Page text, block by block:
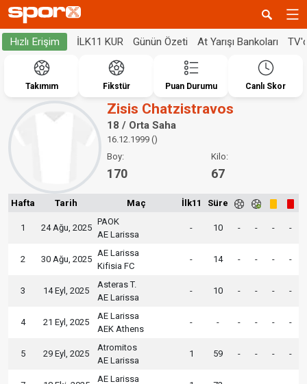
Hızlı Erişim İLK11 KUR Günün Özeti At Yarışı Bankoları
Takımım Fikstür Puan Durumu Canlı Skor
Zisis Chatzistravos
18 / Orta Saha
16.12.1999 ()
Boy:
170
Kilo:
67
Hafta Tarih Maç İlk11 Süre
1 24 Ağu, 2025
PAOK
AE Larissa
- 10 - - - -
2 30 Ağu, 2025
AE Larissa
Kifisia FC
- 14 - - - -
3 14 Eyl, 2025
Asteras T.
AE Larissa
- 10 - - - -
4 21 Eyl, 2025
AE Larissa
AEK Athens
- - - - - -
5 29 Eyl, 2025
Atromitos
AE Larissa
1 59 - - - -
AE Larissa